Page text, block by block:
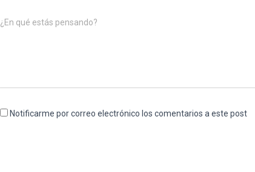
¿En qué estás pensando?
Notificarme por correo electrónico los comentarios a este post